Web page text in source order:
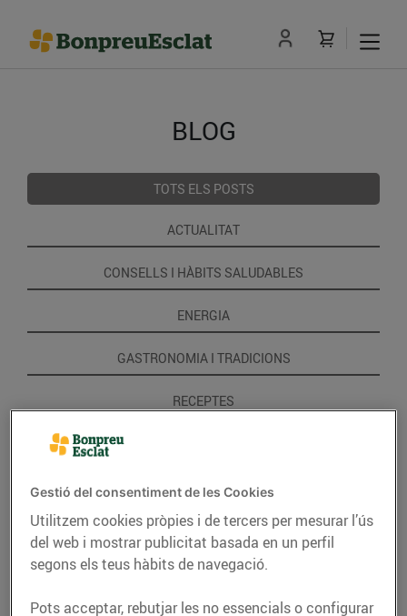
BLOG
TOTS ELS POSTS
ACTUALITAT
CONSELLS I HÀBITS SALUDABLES
ENERGIA
GASTRONOMIA I TRADICIONS
RECEPTES
Gestió del consentiment de les Cookies
Utilitzem cookies pròpies i de tercers per mesurar l’ús
del web i mostrar publicitat basada en un perfil
segons els teus hàbits de navegació.
Pots acceptar, rebutjar les no essencials o configurar